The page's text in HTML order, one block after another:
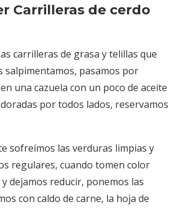
Carrilleras de cerdo
carrilleras de grasa y telillas que
salpimentamos, pasamos por
una cazuela con un poco de aceite
por todos lados, reservamos
sofreímos las verduras limpias y
regulares, cuando tomen color
dejamos reducir, ponemos las
con caldo de carne, la hoja de